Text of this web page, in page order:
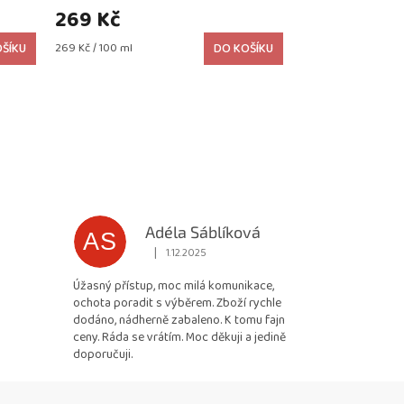
269 Kč
Měrná
269 Kč / 100 ml DO KOŠÍKU
5 z 5 hvězdiček.
AS
Adéla Sáblíková
Hodnocení obchodu je 5 z 5 hvězdiček.
| 1.12.2025
Úžasný přístup, moc milá komunikace,
ochota poradit s výběrem. Zboží rychle
dodáno, nádherně zabaleno. K tomu fajn
ceny. Ráda se vrátím. Moc děkuji a jedině
doporučuji.